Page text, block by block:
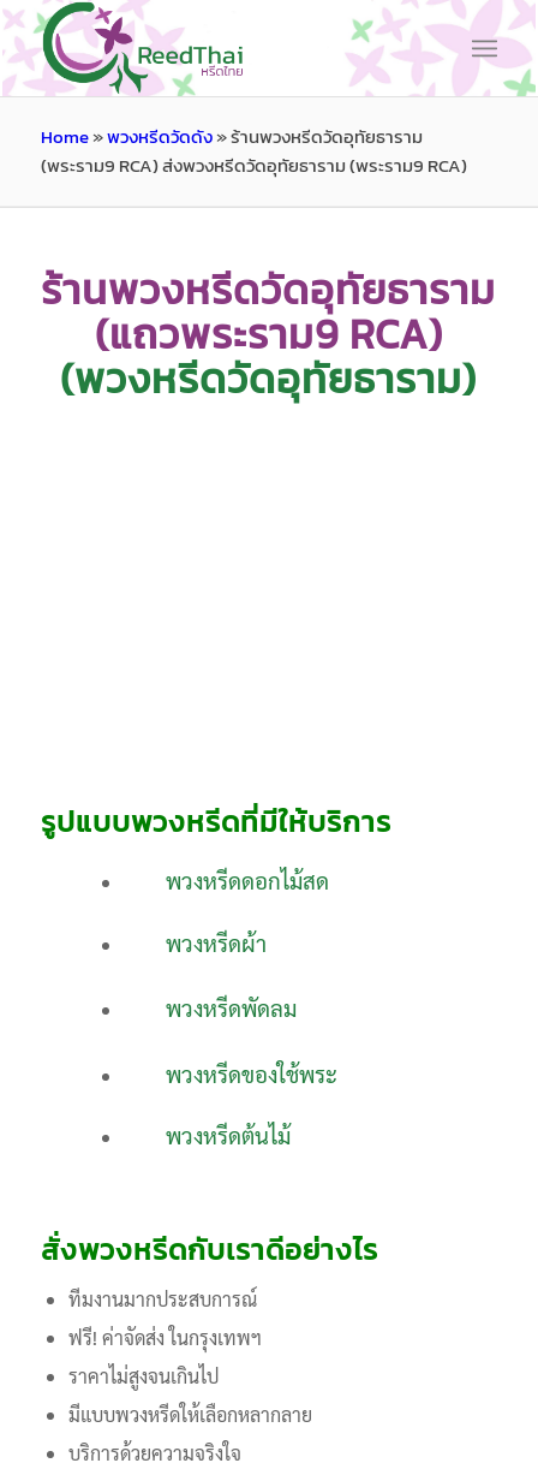
Home»พวงหรีดวัดดัง»ร้านพวงหรีดวัดอุทัยธาราม
(พระราม9 RCA) ส่งพวงหรีดวัดอุทัยธาราม (พระราม9 RCA)
ร้านพวงหรีดวัดอุทัยธาราม
(แถวพระราม9 RCA)
(พวงหรีดวัดอุทัยธาราม)
รูปแบบพวงหรีดที่มีให้บริการ
พวงหรีดดอกไม้สด
พวงหรีดผ้า
พวงหรีดพัดลม
พวงหรีดของใช้พระ
พวงหรีดต้นไม้
สั่งพวงหรีดกับเราดีอย่างไร
ทีมงานมากประสบการณ์
ฟรี! ค่าจัดส่ง ในกรุงเทพฯ
ราคาไม่สูงจนเกินไป
มีแบบพวงหรีดให้เลือกหลากลาย
บริการด้วยความจริงใจ